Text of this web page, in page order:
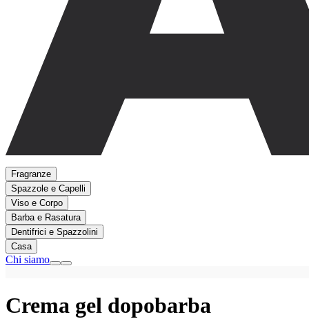
Fragranze
Spazzole e Capelli
Viso e Corpo
Barba e Rasatura
Dentifrici e Spazzolini
Casa
Chi siamo
Crema gel dopobarba